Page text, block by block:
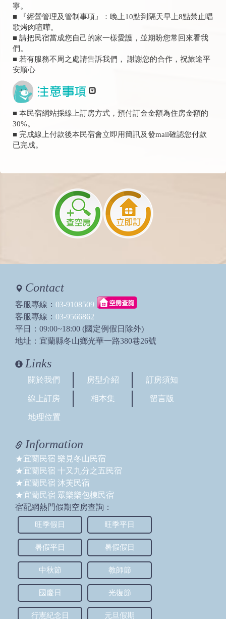
寧。
■ 『經營管理及管制事項』：晚上10點到隔天早上8點禁止唱
歌烤肉喧嘩。
■ 請把民宿當成您自己的家一樣愛護，並期盼您常回來看我
們。
■ 若有服務不周之處請告訴我們， 謝謝您的合作，祝旅途平
安順心
■ 本民宿網站採線上訂房方式，預付訂金金額為住房金額的
30%。
■ 完成線上付款後本民宿會立即用簡訊及發mail確認您付款
已完成。
Contact
客服專線： 03-9108509
客服專線： 03-9566862
平日：09:00~18:00 (國定例假日除外)
地址：宜蘭縣冬山鄉光華一路380巷26號
Links
關於我們 房型介紹 訂房須知
線上訂房 相本集 留言版
地理位置
Information
★宜蘭民宿 樂見冬山民宿
★宜蘭民宿 十又九分之五民宿
★宜蘭民宿 沐芙民宿
★宜蘭民宿 眾樂樂包棟民宿
宿配網熱門假期空房查詢：
旺季假日 旺季平日
暑假平日 暑假假日
中秋節 教師節
國慶日 光復節
行憲紀念日 元旦假期